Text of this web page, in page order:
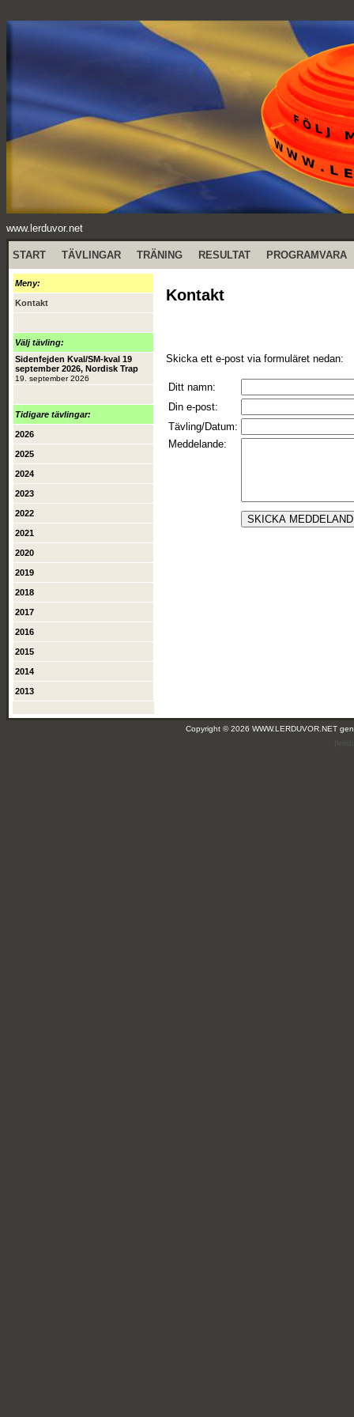
www.lerduvor.net
START TÄVLINGAR TRÄNING RESULTAT PROGRAMVARA
Meny:
Kontakt
Välj tävling:
Sidenfejden Kval/SM-kval 19
september 2026, Nordisk Trap
19. september 2026
Tidigare tävlingar:
2026
2025
2024
2023
2022
2021
2020
2019
2018
2017
2016
2015
2014
2013
Kontakt
Skicka ett e-post via formuläret nedan:
Ditt namn:
Din e-post:
Tävling/Datum:
Meddelande:
Copyright © 2026 WWW.LERDUVOR.NET